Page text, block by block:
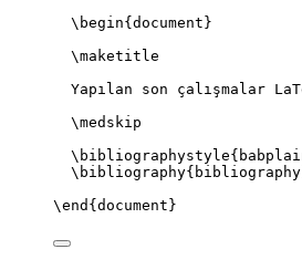
\begin{ document }
\maketitle
Yapılan son çalışmalar
\medskip
\bibliographystyle
\bibliography
\end { document }